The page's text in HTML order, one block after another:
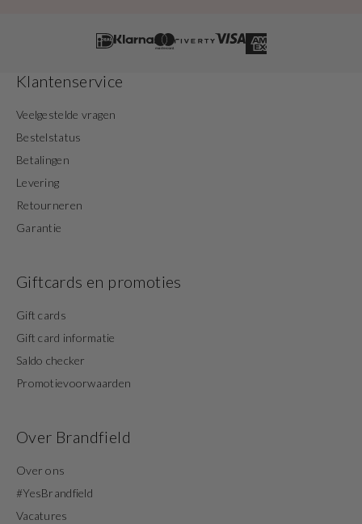
Klantenservice
Veelgestelde vragen
Bestelstatus
Betalingen
Levering
Retourneren
Garantie
Giftcards en promoties
Gift cards
Gift card informatie
Saldo checker
Promotievoorwaarden
Over Brandfield
Over ons
#YesBrandfield
Vacatures